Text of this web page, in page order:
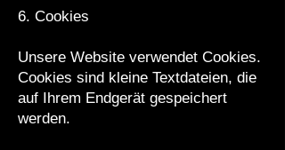
6. Cookies
Unsere Website verwendet Cookies.
Cookies sind kleine Textdateien, die
auf Ihrem Endgerät gespeichert
werden.